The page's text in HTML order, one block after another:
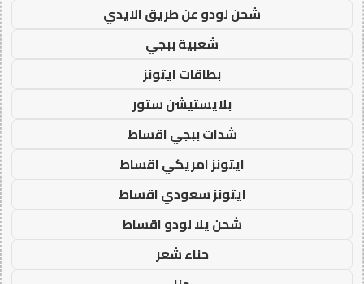
شحن لودو عن طريق الايدي
شعبية ببجي
بطاقات ايتونز
بلايستيشن ستور
شدات ببجي اقساط
ايتونز امريكي اقساط
ايتونز سعودي اقساط
شحن يلا لودو اقساط
حناء شعر